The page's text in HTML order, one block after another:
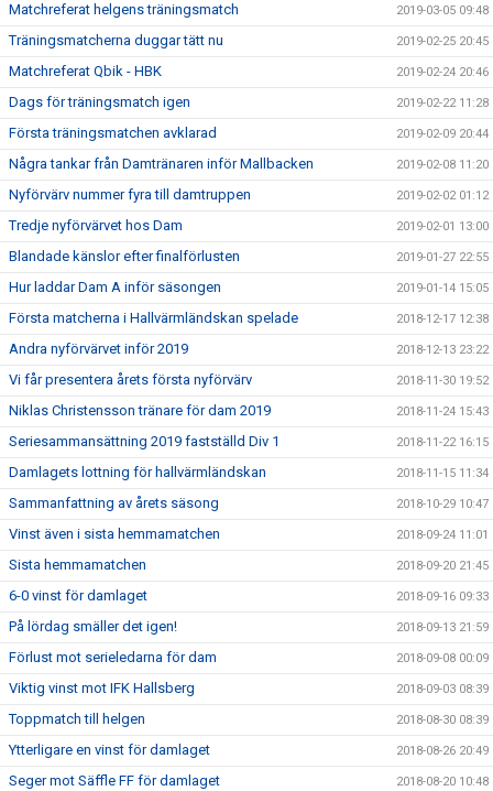
Matchreferat helgens träningsmatch 2019-03-05 09:48
Träningsmatcherna duggar tätt nu 2019-02-25 20:45
Matchreferat Qbik - HBK 2019-02-24 20:46
Dags för träningsmatch igen 2019-02-22 11:28
Första träningsmatchen avklarad 2019-02-09 20:44
Några tankar från Damtränaren inför Mallbacken 2019-02-08 11:20
Nyförvärv nummer fyra till damtruppen 2019-02-02 01:12
Tredje nyförvärvet hos Dam 2019-02-01 13:00
Blandade känslor efter finalförlusten 2019-01-27 22:55
Hur laddar Dam A inför säsongen 2019-01-14 15:05
Första matcherna i Hallvärmländskan spelade 2018-12-17 12:38
Andra nyförvärvet inför 2019 2018-12-13 23:22
Vi får presentera årets första nyförvärv 2018-11-30 19:52
Niklas Christensson tränare för dam 2019 2018-11-24 15:43
Seriesammansättning 2019 fastställd Div 1 2018-11-22 16:15
Damlagets lottning för hallvärmländskan 2018-11-15 11:34
Sammanfattning av årets säsong 2018-10-29 10:47
Vinst även i sista hemmamatchen 2018-09-24 11:01
Sista hemmamatchen 2018-09-20 21:45
6-0 vinst för damlaget 2018-09-16 09:33
På lördag smäller det igen! 2018-09-13 21:59
Förlust mot serieledarna för dam 2018-09-08 00:09
Viktig vinst mot IFK Hallsberg 2018-09-03 08:39
Toppmatch till helgen 2018-08-30 08:39
Ytterligare en vinst för damlaget 2018-08-26 20:49
Seger mot Säffle FF för damlaget 2018-08-20 10:48